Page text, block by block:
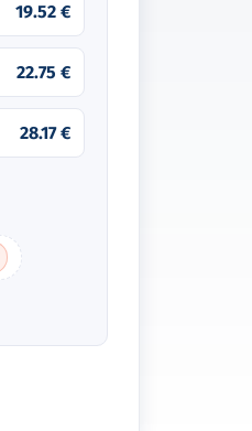
19.52 €
22.75 €
28.17 €